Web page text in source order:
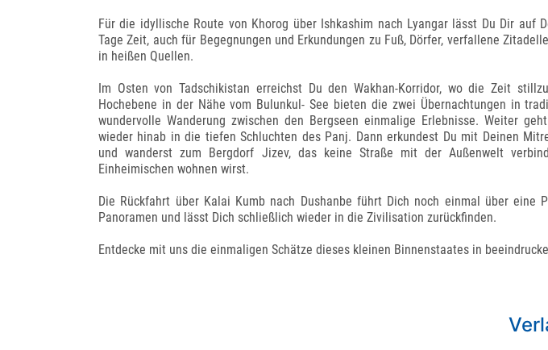
Für die idyllische Route von Khorog über Ishkashim nach Lyangar lässt Du Dir auf
Tage Zeit, auch für Begegnungen und Erkundungen zu Fuß, Dörfer, verfallene
in heißen Quellen.
Im Osten von Tadschikistan erreichst Du den Wakhan-Korridor, wo die Zeit
Hochebene in der Nähe vom Bulunkul- See bieten die zwei Übernachtungen in
wundervolle Wanderung zwischen den Bergseen einmalige Erlebnisse. Weiter
wieder hinab in die tiefen Schluchten des Panj. Dann erkundest Du mit Deinen
und wanderst zum Bergdorf Jizev, das keine Straße mit der Außenwelt
Einheimischen wohnen wirst.
Die Rückfahrt über Kalai Kumb nach Dushanbe führt Dich noch einmal über eine
Panoramen und lässt Dich schließlich wieder in die Zivilisation zurückfinden.
Entdecke mit uns die einmaligen Schätze dieses kleinen Binnenstaates in